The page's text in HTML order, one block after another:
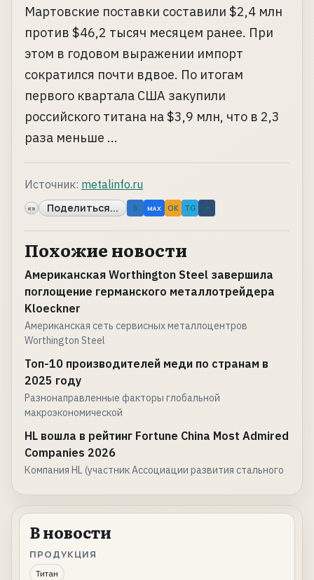
Мартовские поставки составили $2,4 млн
против $46,2 тысяч месяцем ранее. При
этом в годовом выражении импорт
сократился почти вдвое. По итогам
первого квартала США закупили
российского титана на $3,9 млн, что в 2,3
раза меньше ...
Источник: metalinfo.ru
«» Поделиться... B MAX OK TG ↗
Похожие новости
Американская Worthington Steel завершила
поглощение германского металлотрейдера
Kloeckner
Американская сеть сервисных металлоцентров
Worthington Steel
Топ-10 производителей меди по странам в
2025 году
Разнонаправленные факторы глобальной
макроэкономической
HL вошла в рейтинг Fortune China Most Admired
Companies 2026
Компания HL (участник Ассоциации развития стального
В новости
ПРОДУКЦИЯ
Титан